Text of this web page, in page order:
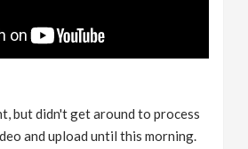
but didn't get around to process
and upload until this morning.